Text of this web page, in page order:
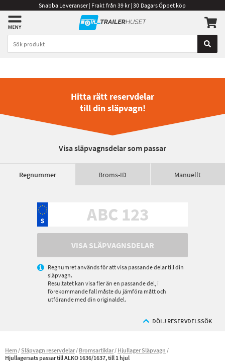
Snabba Leveranser | Frakt från 39 kr | 30 Dagars Öppet köp
Hitta rätt reservdelar
till din släpvagn!
Visa släpvagnsdelar som passar
Regnummer Broms-ID Manuellt
VISA SLÄPVAGNSDELAR
Regnumret används för att visa passande delar till din
släpvagn.
Resultatet kan visa fler än en passande del, i
förekommande fall måste du jämföra mått och
utförande med din originaldel.
DÖLJ RESERVDELSSÖK
Hem Släpvagn reservdelar Bromsartiklar Hjullager Släpvagn
Hjullagersats passar till ALKO 1636/1637, till 1 hjul